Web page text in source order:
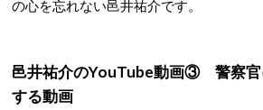
の心を忘れない邑井祐介です。
邑井祐介のYouTube動画③ 警察官
する動画